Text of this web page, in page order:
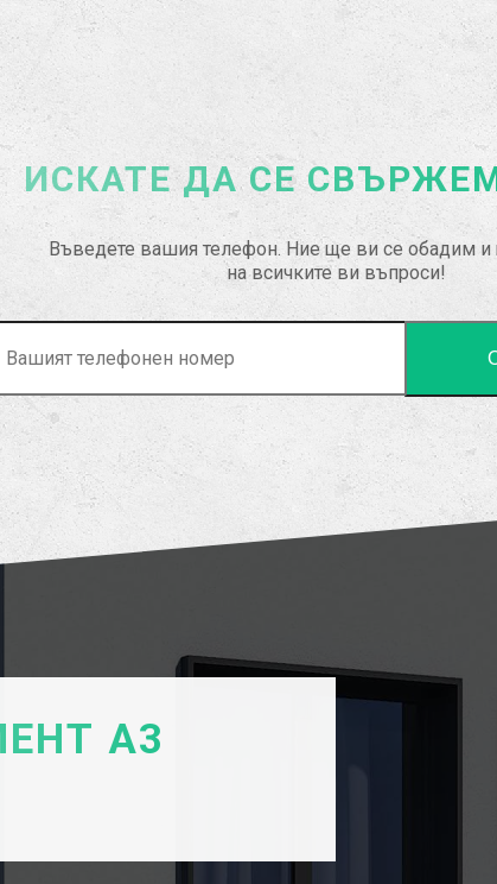
ИСКАТЕ ДА СЕ
Въведете вашия телефон. Ние ще ви се обадим
на всичките ви въпроси!
А3